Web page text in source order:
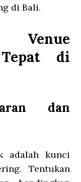
di Bali.
di
dan
adalah kunci
Tentukan